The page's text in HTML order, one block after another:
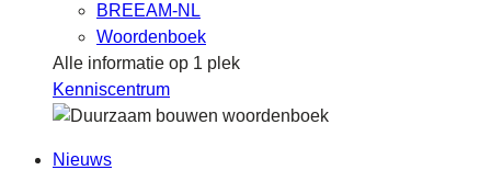
BREEAM-NL
Woordenboek
Alle informatie op 1 plek
Kenniscentrum
Nieuws